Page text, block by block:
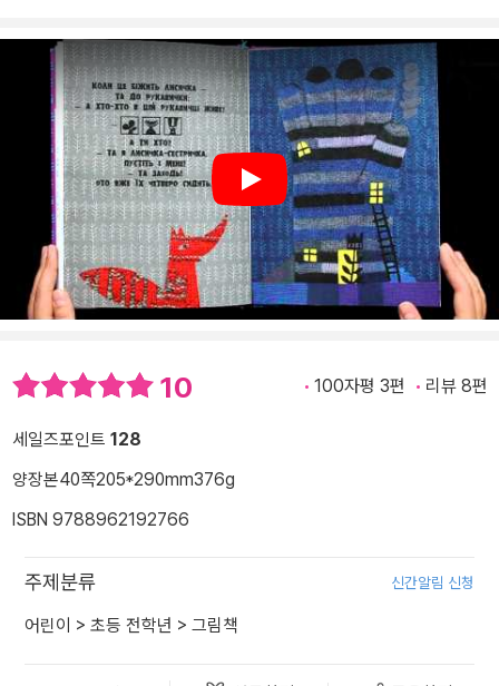
Play
10 100자평 3편 리뷰 8편
세일즈포인트 128
양장본40쪽205*290mm376g
ISBN 9788962192766
주제분류 신간알림 신청
어린이 > 초등 전학년 > 그림책